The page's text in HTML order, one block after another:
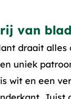
van
draait alles
uniek
wit en een